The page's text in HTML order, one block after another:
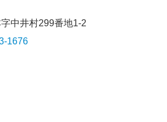
中井村299番地1-2
1676